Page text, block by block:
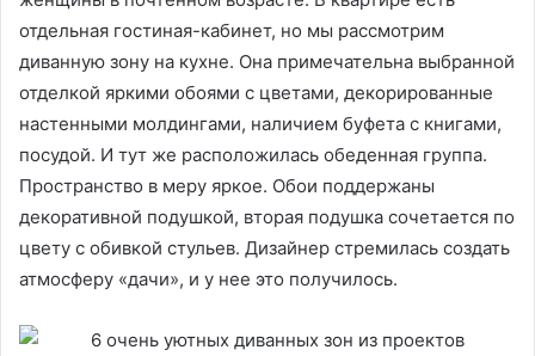
отдельная гостиная-кабинет, но мы рассмотрим
диванную зону на кухне. Она примечательна выбранной
отделкой яркими обоями с цветами, декорированные
настенными молдингами, наличием буфета с книгами,
посудой. И тут же расположилась обеденная группа.
Пространство в меру яркое. Обои поддержаны
декоративной подушкой, вторая подушка сочетается по
цвету с обивкой стульев. Дизайнер стремилась создать
атмосферу «дачи», и у нее это получилось.